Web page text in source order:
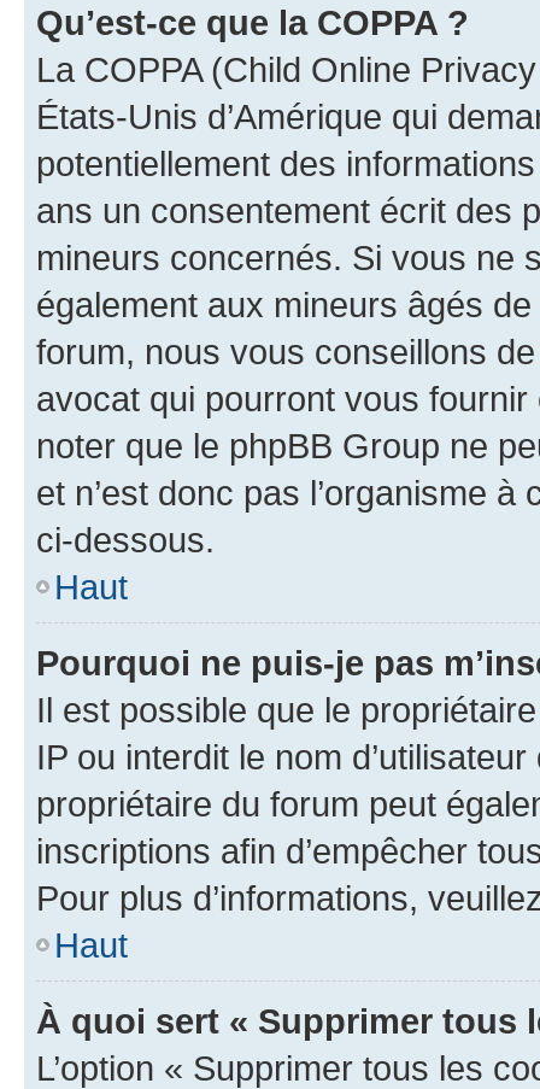
Qu’est-ce que la COPPA ?
La COPPA (Child Online
États-Unis d’Amérique qui
potentiellement des
ans un consentement écrit des
mineurs concernés. Si vous ne
également aux mineurs âgés
forum, nous vous conseillons
avocat qui pourront vous
noter que le phpBB Group ne
et n’est donc pas l’organisme
ci-dessous.
Haut
Pourquoi ne puis-je pas
Il est possible que le
IP ou interdit le nom
propriétaire du forum peut
inscriptions afin d’empêcher
Pour plus d’informations,
Haut
À quoi sert « Supprimer tous
L’option « Supprimer tous les